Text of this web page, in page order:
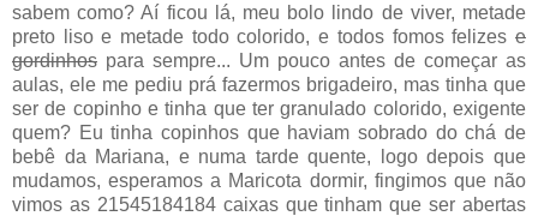
sabem como? Aí ficou lá, meu bolo lindo de viver, metade
preto liso e metade todo colorido, e todos fomos felizes e
gordinhos para sempre... Um pouco antes de começar as
aulas, ele me pediu prá fazermos brigadeiro, mas tinha que
ser de copinho e tinha que ter granulado colorido, exigente
quem? Eu tinha copinhos que haviam sobrado do chá de
bebê da Mariana, e numa tarde quente, logo depois que
mudamos, esperamos a Maricota dormir, fingimos que não
vimos as 21545184184 caixas que tinham que ser abertas